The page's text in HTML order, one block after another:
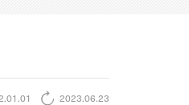
2023.06.23